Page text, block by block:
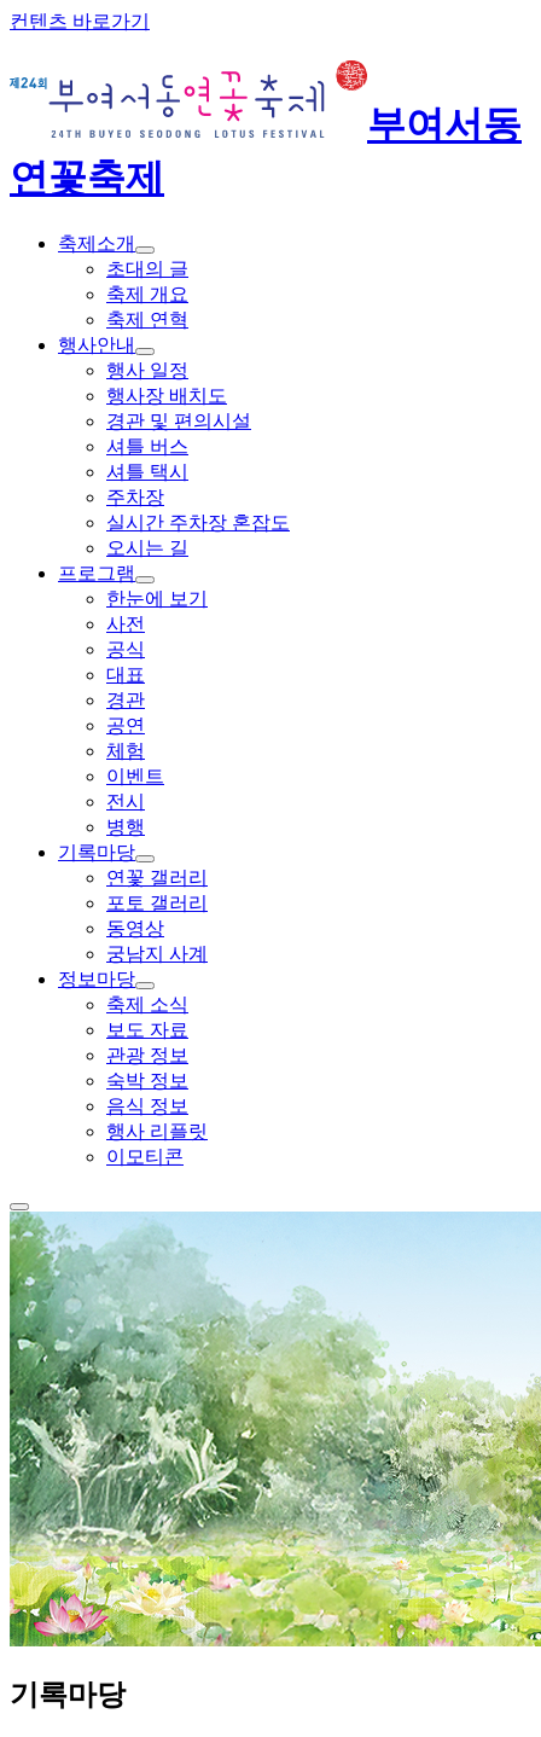
컨텐츠 바로가기
부여서동
연꽃축제
축제소개
초대의 글
축제 개요
축제 연혁
행사안내
행사 일정
행사장 배치도
경관 및 편의시설
셔틀 버스
셔틀 택시
주차장
실시간 주차장 혼잡도
오시는 길
프로그램
한눈에 보기
사전
공식
대표
경관
공연
체험
이벤트
전시
병행
기록마당
연꽃 갤러리
포토 갤러리
동영상
궁남지 사계
정보마당
축제 소식
보도 자료
관광 정보
숙박 정보
음식 정보
행사 리플릿
이모티콘
기록마당